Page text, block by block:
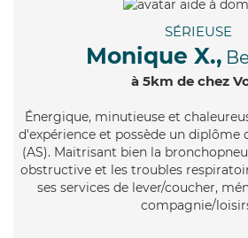
SÉRIEUSE
Monique X.,
à 5km de chez
Énergique, minutieuse et
d'expérience et possède un diplôme
(AS). Maitrisant bien la
obstructive et les troubles
ses services de lever/coucher,
compagnie/